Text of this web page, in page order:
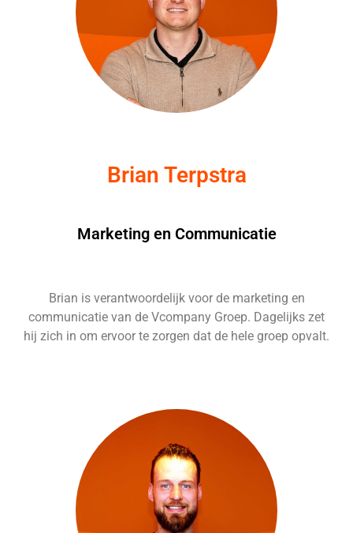
Brian Terpstra
Marketing en Communicatie
Brian is verantwoordelijk voor de marketing en
communicatie van de Vcompany Groep. Dagelijks zet
hij zich in om ervoor te zorgen dat de hele groep opvalt.